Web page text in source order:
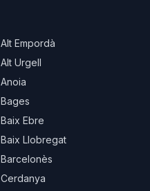
Alt Empordà
Alt Urgell
Anoia
Bages
Baix Ebre
Baix Llobregat
Barcelonès
Cerdanya